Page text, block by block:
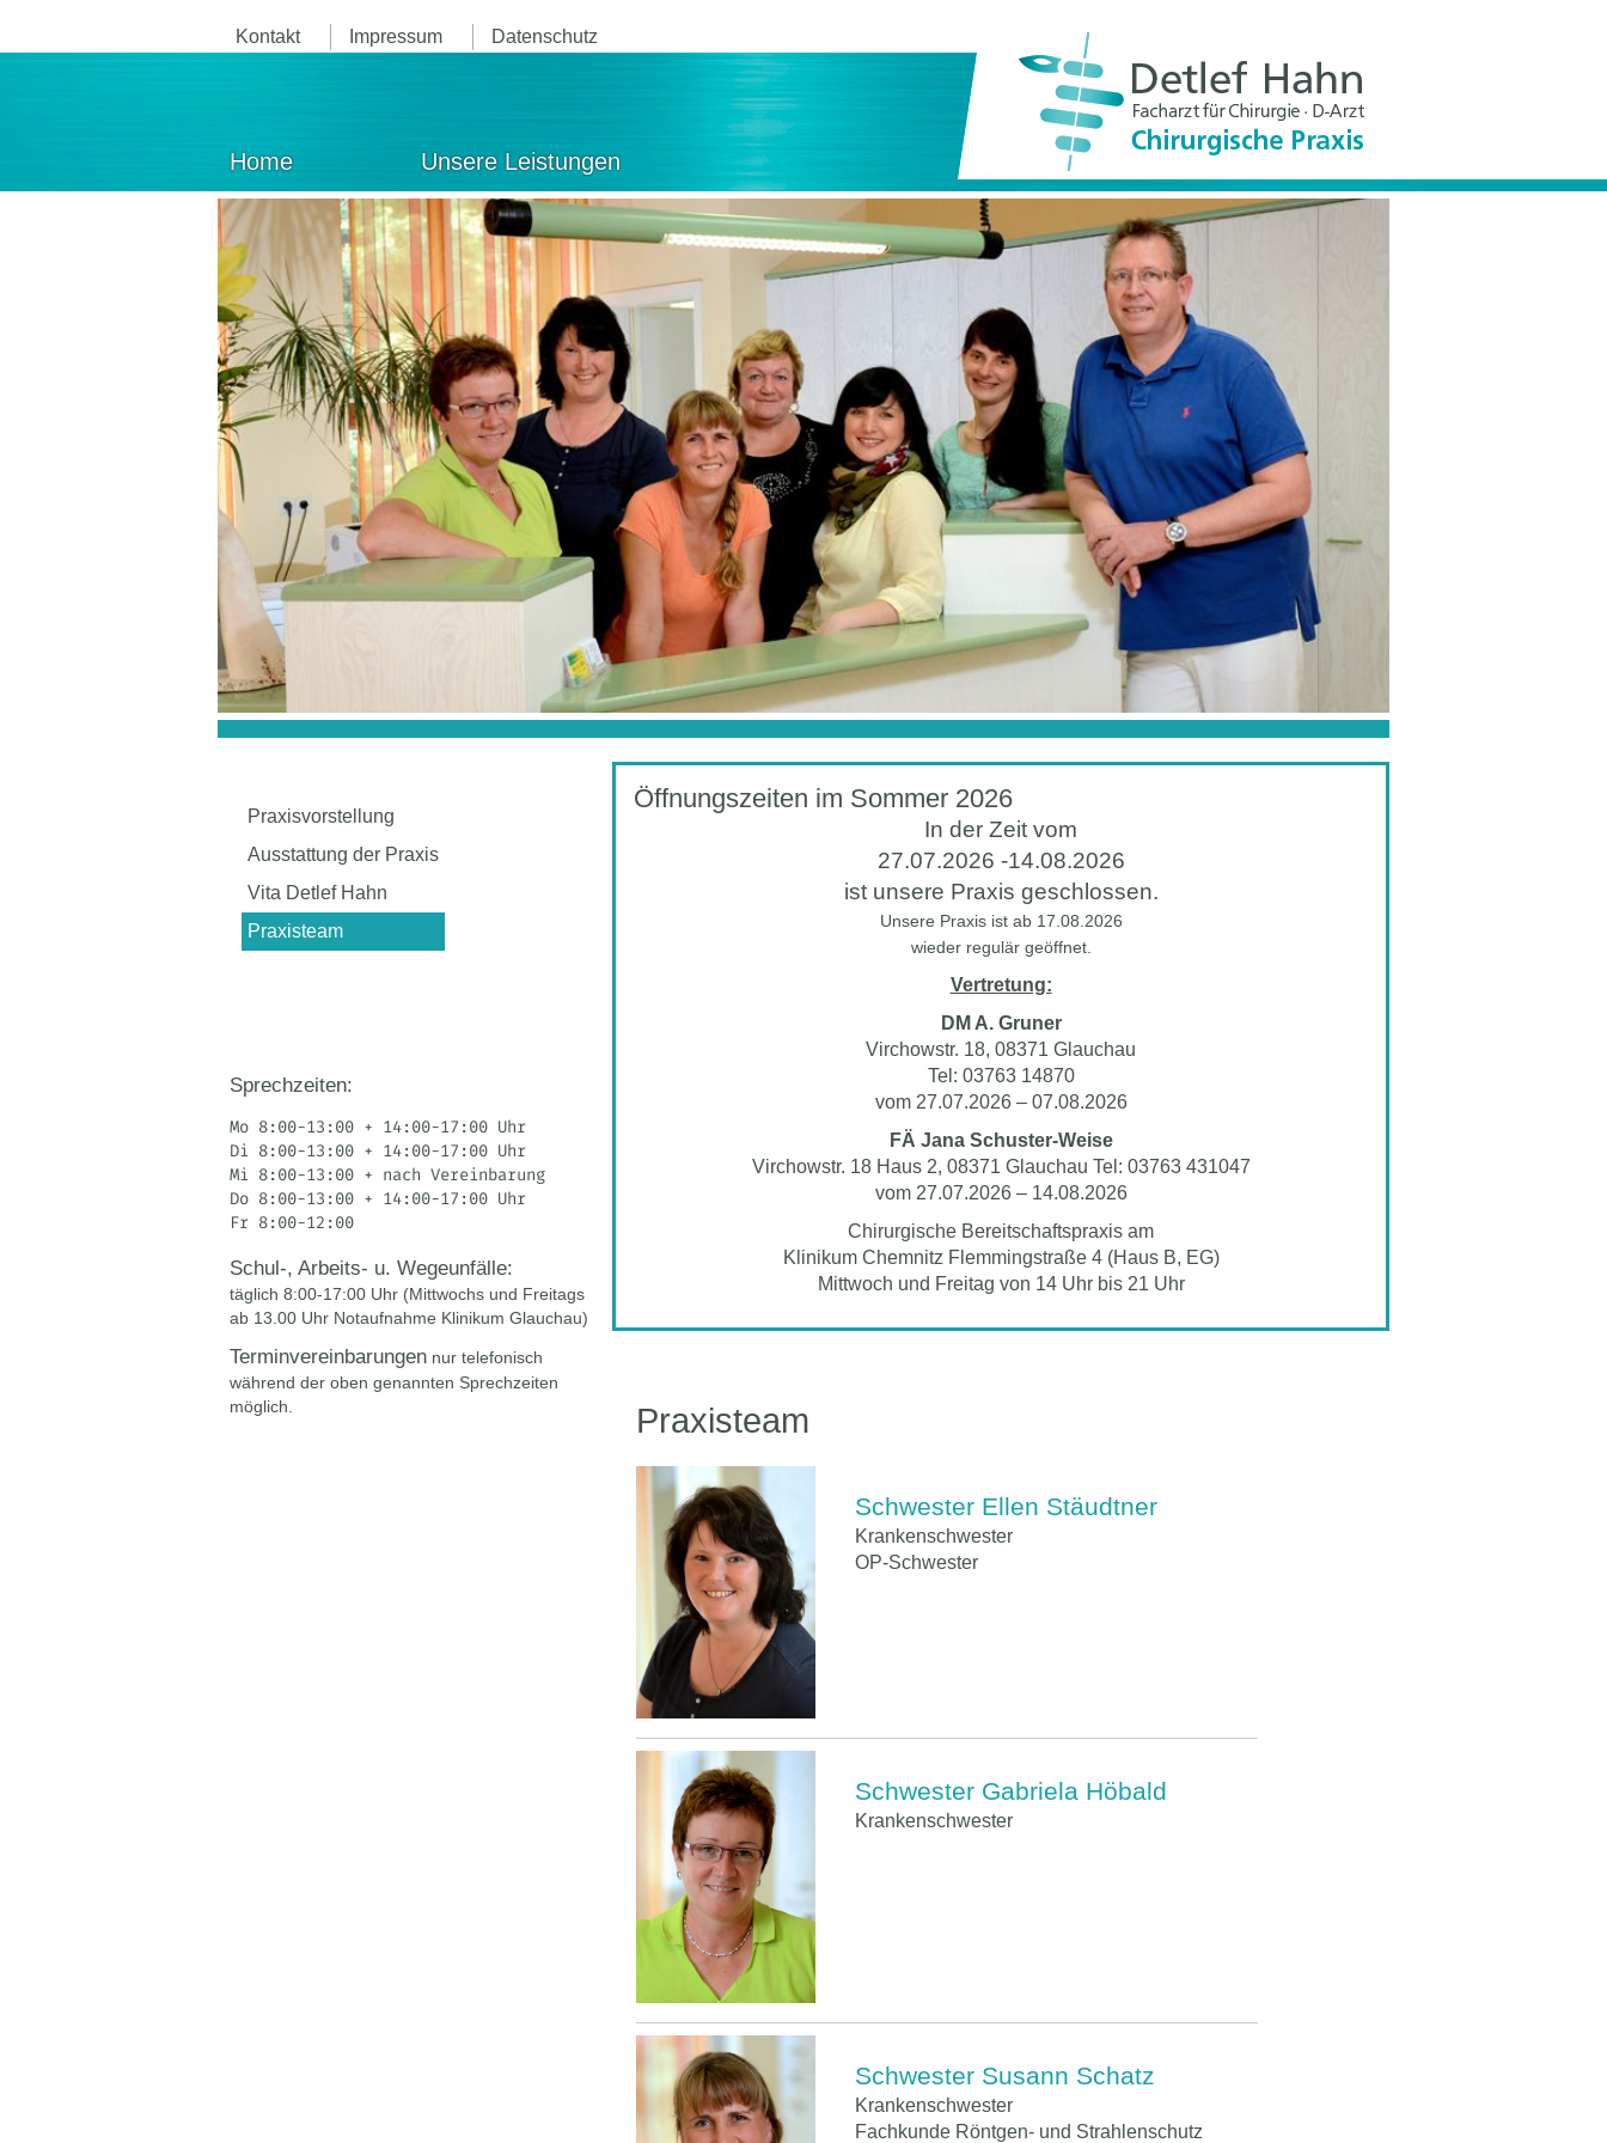
Kontakt Impressum Datenschutz
Home Unsere Leistungen
Praxisvorstellung
Ausstattung der Praxis
Vita Detlef Hahn
Praxisteam
Öffnungszeiten im Sommer 2026
In der Zeit vom
27.07.2026 -14.08.2026
ist unsere Praxis geschlossen.
Unsere Praxis ist ab 17.08.2026
wieder regulär geöffnet.
Vertretung:
DM A. Gruner
Virchowstr. 18, 08371 Glauchau
Tel: 03763 14870
vom 27.07.2026 – 07.08.2026
FÄ Jana Schuster-Weise
Virchowstr. 18 Haus 2, 08371 Glauchau Tel: 03763 431047
vom 27.07.2026 – 14.08.2026
Chirurgische Bereitschaftspraxis am
Klinikum Chemnitz Flemmingstraße 4 (Haus B, EG)
Mittwoch und Freitag von 14 Uhr bis 21 Uhr
Praxisteam
Schwester Ellen Stäudtner
Krankenschwester
OP-Schwester
Schwester Gabriela Höbald
Krankenschwester
Schwester Susann Schatz
Krankenschwester
Fachkunde Röntgen- und Strahlenschutz
Sprechzeiten:
Mo 8:00-13:00 + 14:00-17:00 Uhr
Di 8:00-13:00 + 14:00-17:00 Uhr
Mi 8:00-13:00 + nach Vereinbarung
Do 8:00-13:00 + 14:00-17:00 Uhr
Fr 8:00-12:00
Schul-, Arbeits- u. Wegeunfälle:
täglich 8:00-17:00 Uhr (Mittwochs und Freitags
ab 13.00 Uhr Notaufnahme Klinikum Glauchau)
Terminvereinbarungen nur telefonisch
während der oben genannten Sprechzeiten
möglich.